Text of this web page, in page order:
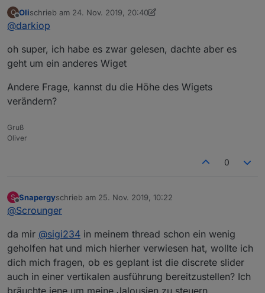
https://github.com/Scrounger/ioBroker.vis-
materialdesign/issues/17
O
Offline
Olischrieb am 24. Nov. 2019, 20:40
zuletzt editiert von Oli
@darkiop
oh super, ich habe es zwar gelesen, dachte aber es
geht um ein anderes Wiget
Andere Frage, kannst du die Höhe des Wigets
verändern?
Gruß
Oliver
0
S
Offline
Snapergyschrieb am 25. Nov. 2019, 10:22
zuletzt editiert von
@Scrounger
da mir @sigi234 in meinem thread schon ein wenig
geholfen hat und mich hierher verwiesen hat, wollte ich
dich mich fragen, ob es geplant ist die discrete slider
auch in einer vertikalen ausführung bereitzustellen? Ich